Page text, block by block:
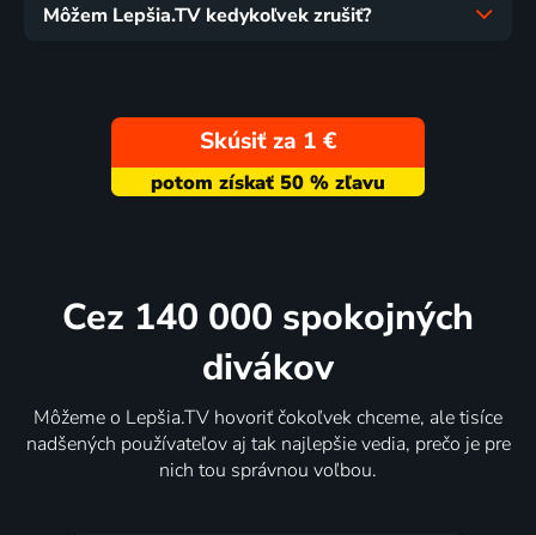
Môžem Lepšia.TV kedykoľvek zrušiť?
Skúsiť za 1 €
Cez 140 000 spokojných
divákov
Môžeme o Lepšia.TV hovoriť čokoľvek chceme, ale tisíce
nadšených používateľov aj tak najlepšie vedia, prečo je pre
nich tou správnou voľbou.